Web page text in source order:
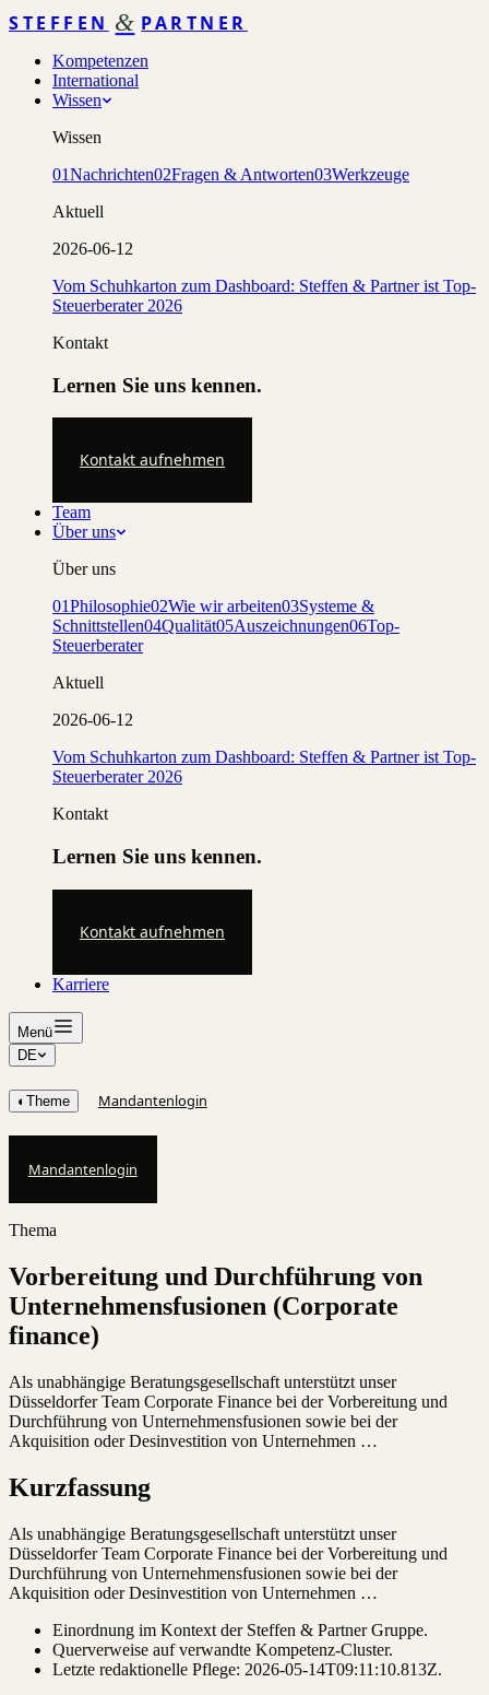
STEFFEN & PARTNER
Kompetenzen
International
Wissen
Wissen
01Nachrichten02Fragen & Antworten03Werkzeuge
Aktuell
2026-06-12
Vom Schuhkarton zum Dashboard: Steffen & Partner ist Top-
Steuerberater 2026
Kontakt
Lernen Sie uns kennen.
Kontakt aufnehmen
Team
Über uns
Über uns
01Philosophie02Wie wir arbeiten03Systeme &
Schnittstellen04Qualität05Auszeichnungen06Top-
Steuerberater
Aktuell
2026-06-12
Vom Schuhkarton zum Dashboard: Steffen & Partner ist Top-
Steuerberater 2026
Kontakt
Lernen Sie uns kennen.
Kontakt aufnehmen
Karriere
Menü
DE
◐ Theme Mandantenlogin
Mandantenlogin
Thema
Vorbereitung und Durchführung von
Unternehmensfusionen (Corporate
finance)
Als unabhängige Beratungsgesellschaft unterstützt unser
Düsseldorfer Team Corporate Finance bei der Vorbereitung und
Durchführung von Unternehmensfusionen sowie bei der
Akquisition oder Desinvestition von Unternehmen …
Kurzfassung
Als unabhängige Beratungsgesellschaft unterstützt unser
Düsseldorfer Team Corporate Finance bei der Vorbereitung und
Durchführung von Unternehmensfusionen sowie bei der
Akquisition oder Desinvestition von Unternehmen …
Einordnung im Kontext der Steffen & Partner Gruppe.
Querverweise auf verwandte Kompetenz-Cluster.
Letzte redaktionelle Pflege: 2026-05-14T09:11:10.813Z.